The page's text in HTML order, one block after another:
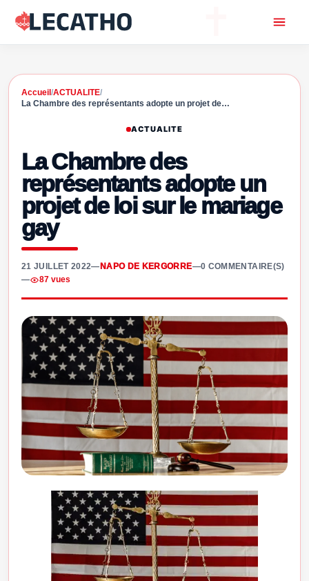
Accueil /ACTUALITE/
La Chambre des représentants adopte un projet de…
ACTUALITE
La Chambre des
représentants adopte un
projet de loi sur le mariage
gay
21 JUILLET 2022— NAPO DE KERGORRE—0 COMMENTAIRE(S)
—
87 vues